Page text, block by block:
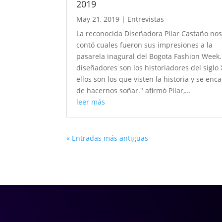
2019
May 21, 2019 | Entrevistas
La reconocida Diseñadora Pilar Castaño nos
contó cuales fueron sus impresiones a la
pasarela inagural del Bogota Fashion
diseñadores son los historiadores del siglo
ellos son los que visten la historia y se
de hacernos soñar." afirmó Pilar,...
leer más
« Entradas más antiguas